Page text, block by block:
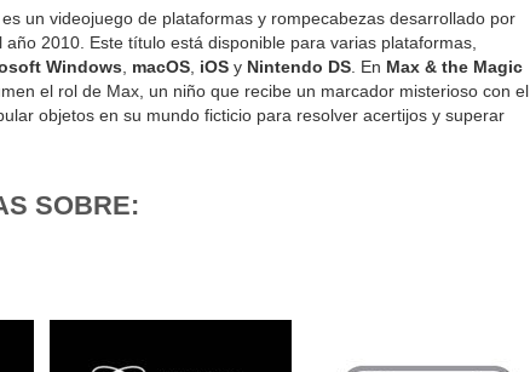
un videojuego de plataformas y rompecabezas desarrollado por
2010. Este título está disponible para varias plataformas,
Windows macOS iOS y Nintendo DS . En Max & the Magic
el rol de Max, un niño que recibe un marcador misterioso con el
objetos en su mundo ficticio para resolver acertijos y superar
SOBRE: